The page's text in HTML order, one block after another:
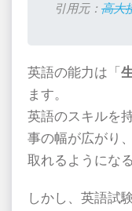
引用元： 高大
英語の能力は「
ます。
英語のスキルを
事の幅が広がり
取れるようにな
しかし、英語試